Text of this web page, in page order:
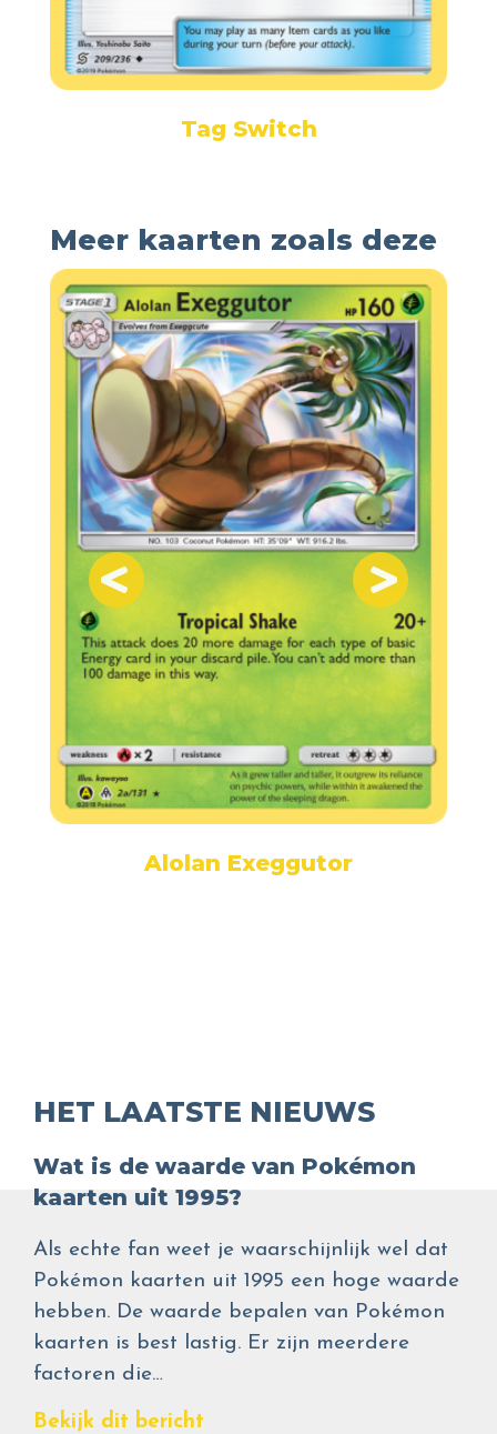
Tag Switch
Meer kaarten zoals deze
Alolan Exeggutor
HET LAATSTE NIEUWS
Wat is de waarde van Pokémon
kaarten uit 1995?
Als echte fan weet je waarschijnlijk wel dat
Pokémon kaarten uit 1995 een hoge waarde
hebben. De waarde bepalen van Pokémon
kaarten is best lastig. Er zijn meerdere
factoren die…
Bekijk dit bericht